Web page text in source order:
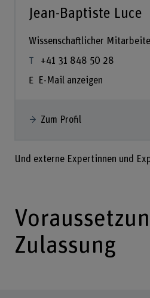
Jean-Baptiste Luce
Wissenschaftlicher
+41 31 848 50 28
E-Mail anzeigen
Zum Profil
Und externe Expertinnen und
Zulassung